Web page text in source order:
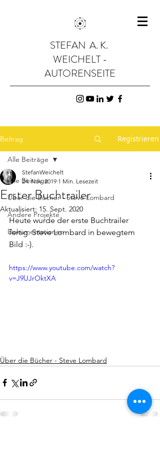
STEFAN A. K.
WEICHELT -
AUTORENSEITE
Beitrag Registrieren
Alle Beiträge
Über die Bücher - Steve Lombard
Andere Projekte
Dokumentationen
Alle Beiträge
Erster Buchtrailer
StefanWeichelt
24. Nov. 2019 1 Min. Lesezeit
Aktualisiert: 15. Sept. 2020
Heute wurde der erste Buchtrailer
fertig. Steve Lombard in bewegtem
Bild :-).
https://www.youtube.com/watch?
v=J9lJJrOktXA
Über die Bücher - Steve Lombard